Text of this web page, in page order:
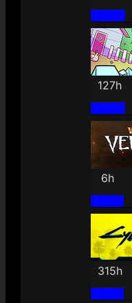
127h
6h
315h